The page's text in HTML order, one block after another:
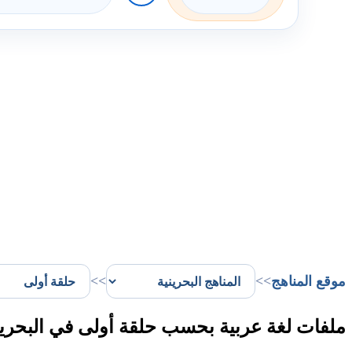
موقع المناهج>>
>>
ملفات لغة عربية بحسب حلقة أولى في